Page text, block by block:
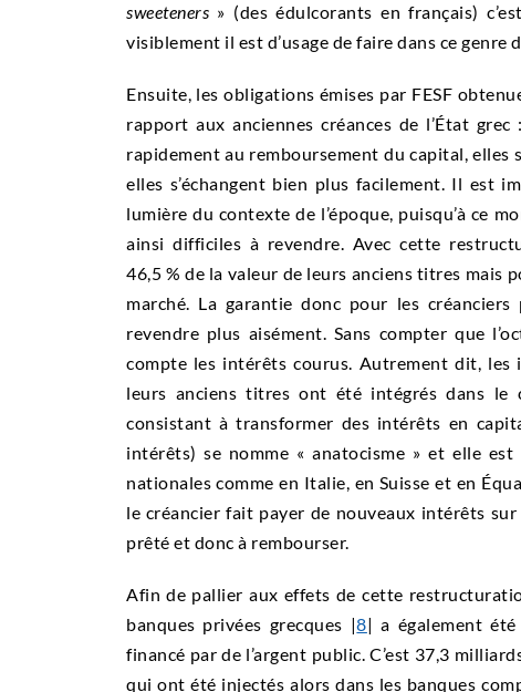
sweeteners » (des édulcorants en français)
visiblement il est d’usage de faire dans ce genre
Ensuite, les obligations émises par FESF
rapport aux anciennes créances de l’État
rapidement au remboursement du capital,
elles s’échangent bien plus facilement. Il est
lumière du contexte de l’époque, puisqu’à ce
ainsi difficiles à revendre. Avec cette
46,5 % de la valeur de leurs anciens titres mais
marché. La garantie donc pour les
revendre plus aisément. Sans compter que
compte les intérêts courus. Autrement dit, les
leurs anciens titres ont été intégrés dans
consistant à transformer des intérêts en
intérêts) se nomme « anatocisme » et elle
nationales comme en Italie, en Suisse et en
le créancier fait payer de nouveaux intérêts
prêté et donc à rembourser.
Afin de pallier aux effets de cette
banques privées grecques |8| a également
financé par de l’argent public. C’est 37,3
qui ont été injectés alors dans les banques